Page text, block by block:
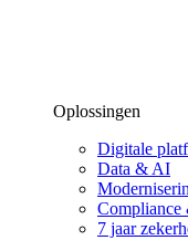
Oplossingen
Digitale
Data & AI
Compliance
7 jaar